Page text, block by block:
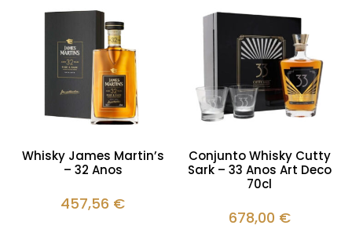
Whisky James Martin’s
– 32 Anos
457,56 €
Conjunto Whisky Cutty
Sark – 33 Anos Art Deco
70cl
678,00 €